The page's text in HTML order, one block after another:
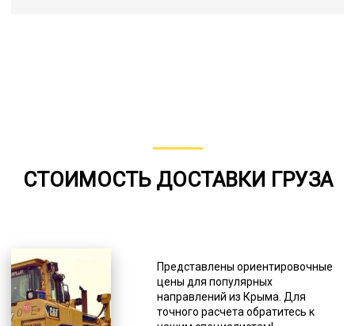
СТОИМОСТЬ ДОСТАВКИ ГРУЗА
Представлены ориентировочные
цены для популярных
направлений из Крыма. Для
точного расчета обратитесь к